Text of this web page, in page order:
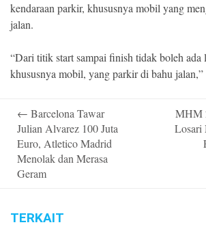
kendaraan parkir, khususnya mobil yang
jalan.
“Dari titik start sampai finish tidak boleh ada
khususnya mobil, yang parkir di bahu
navigation
← Barcelona Tawar
Julian Alvarez 100 Juta
Euro, Atletico Madrid
Menolak dan Merasa
Geram
MHM
Losari
TERKAIT